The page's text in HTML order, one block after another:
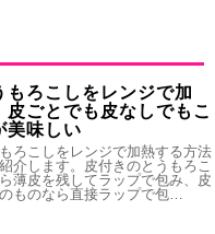
もろこしをレンジで加
皮ごとでも皮なしでもこ
美味しい
ろこしをレンジで加熱する方法
介します。皮付きのとうもろこ
薄皮を残してラップで包み、皮
ものなら直接ラップで包…